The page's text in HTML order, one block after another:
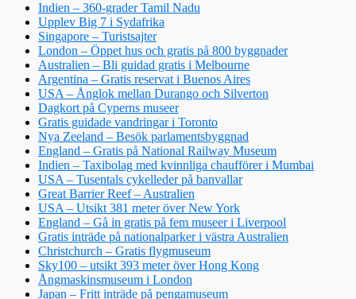
Indien – 360-grader Tamil Nadu
Upplev Big 7 i Sydafrika
Singapore – Turistsajter
London – Öppet hus och gratis på 800 byggnader
Australien – Bli guidad gratis i Melbourne
Argentina – Gratis reservat i Buenos Aires
USA – Ånglok mellan Durango och Silverton
Dagkort på Cyperns museer
Gratis guidade vandringar i Toronto
Nya Zeeland – Besök parlamentsbyggnad
England – Gratis på National Railway Museum
Indien – Taxibolag med kvinnliga chaufförer i Mumbai
USA – Tusentals cykelleder på banvallar
Great Barrier Reef – Australien
USA – Utsikt 381 meter över New York
England – Gå in gratis på fem museer i Liverpool
Gratis inträde på nationalparker i västra Australien
Christchurch – Gratis flygmuseum
Sky100 – utsikt 393 meter över Hong Kong
Ångmaskinsmuseum i London
Japan – Fritt inträde på pengamuseum